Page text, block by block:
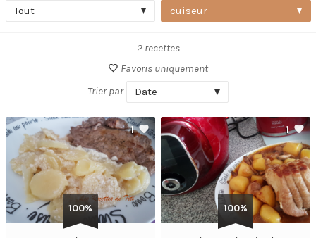
Tout
cuiseur
2 recettes
Favoris uniquement
Trier par
Date
100%
1
100%
1